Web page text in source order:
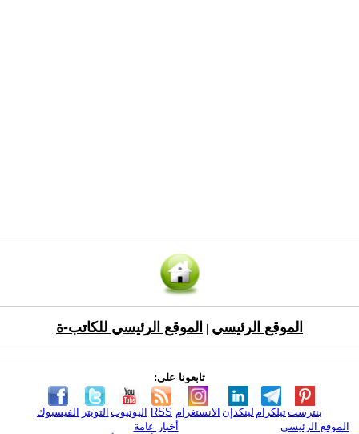
الموقع الرئيسي الموقع الرئيسي للكاتب-ة
تابعونا على:
الفيسبوك التويتر اليوتيوب RSS الانستغرام لينكدإن تيلكرامبنترست
الموقع الرئيسي
أخبار عامة